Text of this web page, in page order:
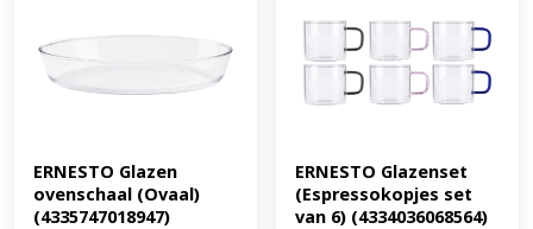
ERNESTO Glazen
ovenschaal (Ovaal)
(4335747018947)
ERNESTO Glazenset
(Espressokopjes set
van 6) (4334036068564)